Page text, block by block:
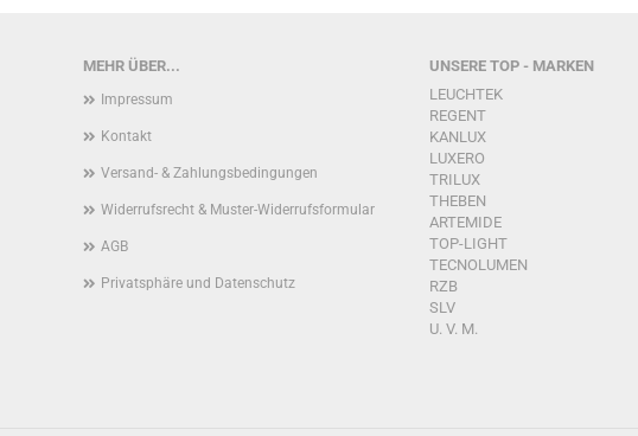
MEHR ÜBER...
Impressum
Kontakt
Versand- & Zahlungsbedingungen
Widerrufsrecht & Muster-Widerrufsformular
AGB
Privatsphäre und Datenschutz
UNSERE TOP - MARKEN
LEUCHTEK
REGENT
KANLUX
LUXERO
TRILUX
THEBEN
ARTEMIDE
TOP-LIGHT
TECNOLUMEN
RZB
SLV
U. V. M.